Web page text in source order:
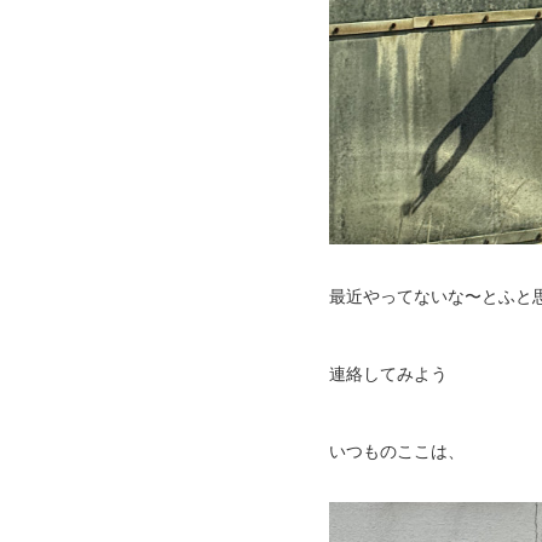
最近やってないな〜とふと
連絡してみよう
いつものここは、